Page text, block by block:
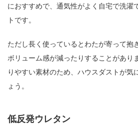
におすすめで、通気性がよく自宅で洗濯
トです。
ただし長く使っているとわたが寄って抱
ボリューム感が減ったりすることがあり
りやすい素材のため、ハウスダストが気
ょう。
低反発ウレタン